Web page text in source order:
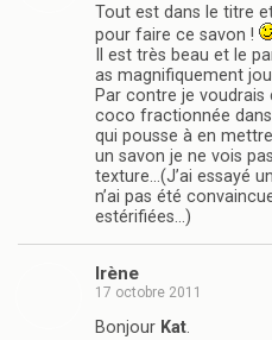
Tout est dans le titre
pour faire ce savon !
Il est très beau et le
as magnifiquement
Par contre je voudrais
coco fractionnée
qui pousse à en
un savon je ne vois
texture…(J’ai essayé
n’ai pas été
estérifiées…)
Irène
17 octobre 2011
Bonjour Kat.